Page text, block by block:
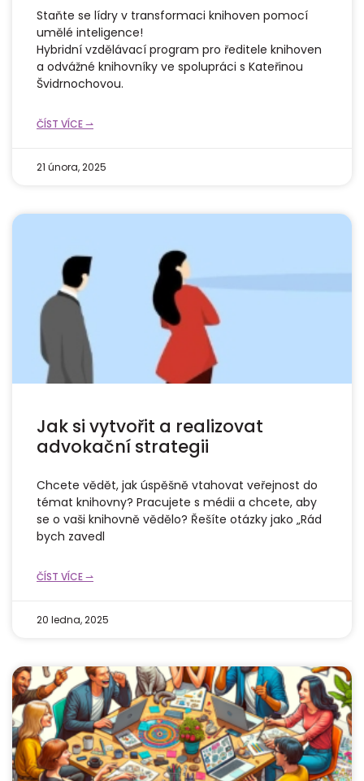
Staňte se lídry v transformaci knihoven pomocí
umělé inteligence!
Hybridní vzdělávací program pro ředitele knihoven
a odvážné knihovníky ve spolupráci s Kateřinou
Švidrnochovou.
ČÍST VÍCE ⇀
21 února, 2025
Jak si vytvořit a realizovat
advokační strategii
Chcete vědět, jak úspěšně vtahovat veřejnost do
témat knihovny? Pracujete s médii a chcete, aby
se o vaši knihovně vědělo? Řešíte otázky jako „Rád
bych zavedl
ČÍST VÍCE ⇀
20 ledna, 2025